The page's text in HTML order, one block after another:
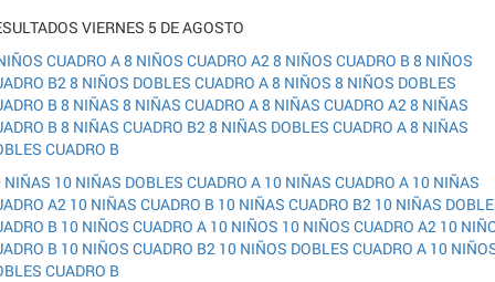
VIERNES 5 DE AGOSTO
CUADRO A8 NIÑOS CUADRO A28 NIÑOS CUADRO B8 NIÑOS
B28 NIÑOS DOBLES CUADRO A8 NIÑOS 8 NIÑOS DOBLES
B8 NIÑAS 8 NIÑAS CUADRO A8 NIÑAS CUADRO A28 NIÑAS
B8 NIÑAS CUADRO B28 NIÑAS DOBLES CUADRO A8 NIÑAS
CUADRO B
NIÑAS 10 NIÑAS DOBLES CUADRO A 10 NIÑAS CUADRO A 10 NIÑAS
A2 10 NIÑAS CUADRO B 10 NIÑAS CUADRO B2 10 NIÑAS
B 10 NIÑOS CUADRO A 10 NIÑOS 10 NIÑOS CUADRO A2 10
B 10 NIÑOS CUADRO B2 10 NIÑOS DOBLES CUADRO A 10
CUADRO B